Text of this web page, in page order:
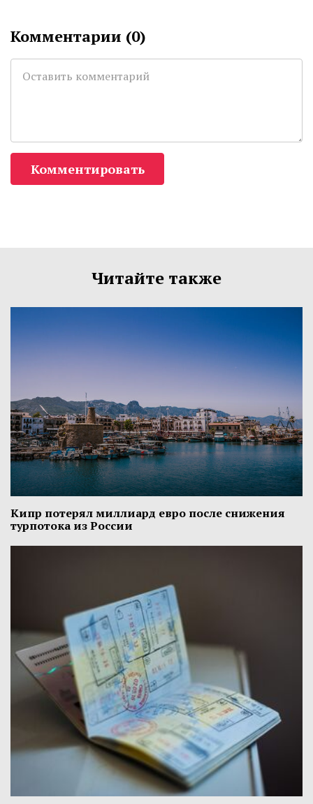
Комментарии (0)
Комментировать
Читайте также
Кипр потерял миллиард евро после снижения
турпотока из России